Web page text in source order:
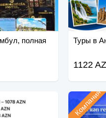
полная
Туры в
1122
Компания